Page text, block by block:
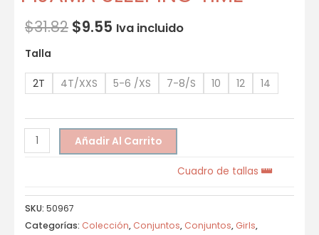
$31.82 $9.55 Iva incluido
Talla
2T 4T/XXS 5-6 /XS 7-8/S 10 12 14
Añadir Al Carrito
Cuadro de tallas
SKU: 50967
Categorías: Colección, Conjuntos, Conjuntos, Girls,